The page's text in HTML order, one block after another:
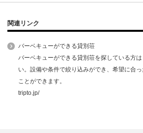
関連リンク
バーベキューができる貸別荘
バーベキューができる貸別荘を探している方
い。設備や条件で絞り込みができ、希望に合
ことができます。
tripto.jp/